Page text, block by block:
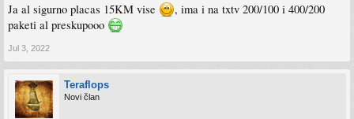
Ja al sigurno placas 15KM vise
, ima i na txtv 200/100 i 400/200
paketi al preskupooo
Jul 3, 2022
Teraflops
Novi član